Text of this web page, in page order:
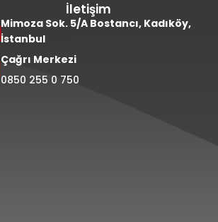
İletişim
Mimoza Sok. 5/A Bostancı, Kadıköy,
İstanbul
Çağrı Merkezi
0850 255 0 750